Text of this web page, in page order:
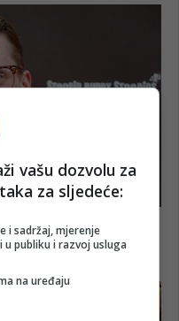
vašu dozvolu za
za sljedeće:
i sadržaj, mjerenje
u publiku i razvoj usluga
na uređaju